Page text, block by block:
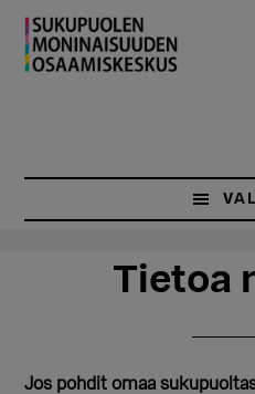
Hyppää
pääsisältöön
Hyppää
ensisijaiseen
sivupalkkiin
Tietoa
Jos pohdit omaa